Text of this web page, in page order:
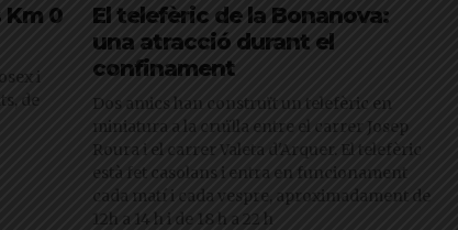
0
i
de
El telefèric de la Bonanova:
una atracció durant el
confinament
Dos amics han construït un telefèric en
miniatura a la cruïlla entre el carrer Josep
Roura i el carrer Valeta d'Arquer. El telefèric
està fet casolans i entra en funcionament
cada matí i cada vespre, aproximadament de
12h a 14 h i de 18 h a 22 h